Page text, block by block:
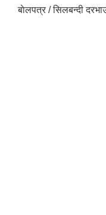
बाेलपत्र / सिलबन्दी